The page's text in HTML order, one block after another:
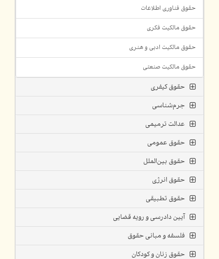
حقوق فناوری اطلاعات
حقوق مالکیت فکری
حقوق مالکیت ادبی و هنری
حقوق مالکیت صنعتی
حقوق کیفری
جرم‌شناسی
عدالت ترمیمی
حقوق عمومی
حقوق بین‌الملل
حقوق انرژی
حقوق تطبیقی
آیین دادرسی و رویه قضایی
فلسفه و مبانی حقوق
حقوق زنان و کودکان